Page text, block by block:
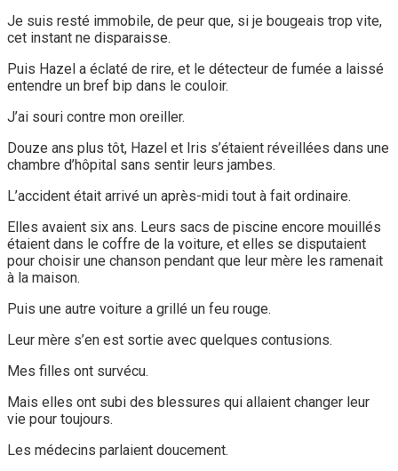
Je suis resté immobile, de peur que, si je bougeais trop vite,
cet instant ne disparaisse.
Puis Hazel a éclaté de rire, et le détecteur de fumée a laissé
entendre un bref bip dans le couloir.
J’ai souri contre mon oreiller.
Douze ans plus tôt, Hazel et Iris s’étaient réveillées dans une
chambre d’hôpital sans sentir leurs jambes.
L’accident était arrivé un après-midi tout à fait ordinaire.
Elles avaient six ans. Leurs sacs de piscine encore mouillés
étaient dans le coffre de la voiture, et elles se disputaient
pour choisir une chanson pendant que leur mère les ramenait
à la maison.
Puis une autre voiture a grillé un feu rouge.
Leur mère s’en est sortie avec quelques contusions.
Mes filles ont survécu.
Mais elles ont subi des blessures qui allaient changer leur
vie pour toujours.
Les médecins parlaient doucement.